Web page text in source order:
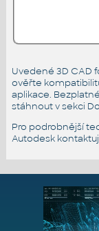
Uvedené 3D CAD
ověřte
aplikace.
stáhnout v sekci
Pro podrobnější
Autodesk